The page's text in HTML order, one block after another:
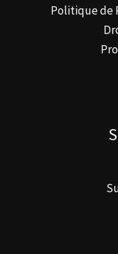
Politique de